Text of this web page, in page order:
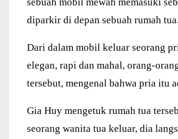
diparkir di depan sebuah rumah tua.
Dari dalam mobil keluar seorang
elegan, rapi dan mahal, orang-
tersebut, mengenal bahwa pria itu
Gia Huy mengetuk rumah tua
seorang wanita tua keluar, dia